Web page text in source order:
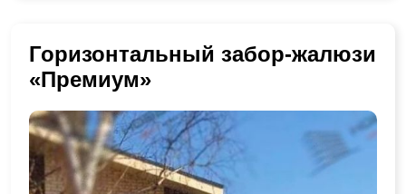
Горизонтальный забор-жалюзи
«Премиум»